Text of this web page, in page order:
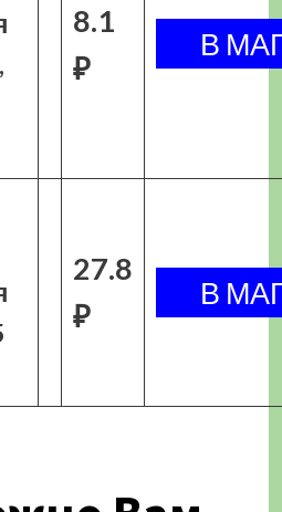
8.1
₽
27.8
₽